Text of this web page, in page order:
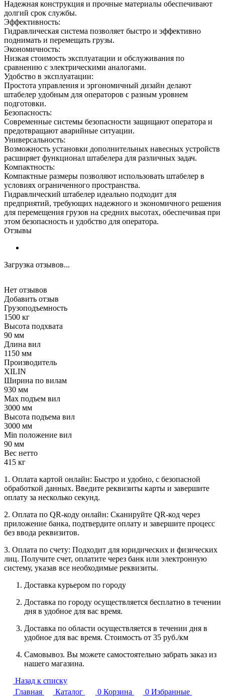
Надежная конструкция и прочные материалы обеспечивают
долгий срок службы.
Эффективность:
Гидравлическая система позволяет быстро и эффективно
поднимать и перемещать грузы.
Экономичность:
Низкая стоимость эксплуатации и обслуживания по
сравнению с электрическими аналогами.
Удобство в эксплуатации:
Простота управления и эргономичный дизайн делают
штабелер удобным для операторов с разным уровнем
подготовки.
Безопасность:
Современные системы безопасности защищают оператора и
предотвращают аварийные ситуации.
Универсальность:
Возможность установки дополнительных навесных устройств
расширяет функционал штабелера для различных задач.
Компактность:
Компактные размеры позволяют использовать штабелер в
условиях ограниченного пространства.
Гидравлический штабелер идеально подходит для
предприятий, требующих надежного и экономичного решения
для перемещения грузов на средних высотах, обеспечивая при
этом безопасность и удобство для оператора.
Отзывы
Загрузка отзывов...
Нет отзывов
Добавить отзыв
Грузоподъемность
1500 кг
Высота подхвата
90 мм
Длина вил
1150 мм
Производитель
XILIN
Ширина по вилам
930 мм
Max подъем вил
3000 мм
Высота подъема вил
3000 мм
Min положение вил
90 мм
Вес нетто
415 кг
1. Оплата картой онлайн: Быстро и удобно, с безопасной
обработкой данных. Введите реквизиты карты и завершите
оплату за несколько секунд.
2. Оплата по QR-коду онлайн: Сканируйте QR-код через
приложение банка, подтвердите оплату и завершите процесс
без ввода реквизитов.
3. Оплата по счету: Подходит для юридических и физических
лиц. Получите счет, оплатите через банк или электронную
систему, указав все необходимые реквизиты.
Доставка курьером по городу
Доставка по городу осуществляется бесплатно в течении
дня в удобное для вас время.
Доставка по области осуществляется в течении дня в
удобное для вас время. Стоимость от 35 руб./км
Самовывоз. Вы можете самостоятельно забрать заказ из
нашего магазина.
Назад к списку
Главная
Каталог 0 Корзина 0 Избранные